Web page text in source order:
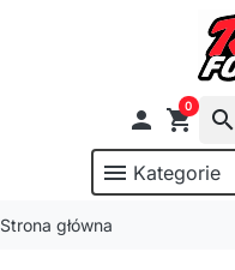
 shopping_cart
0
search
menu Kategorie
Strona główna